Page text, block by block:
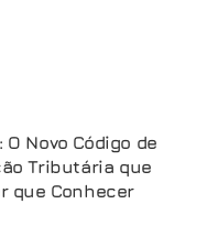
O Novo Código de
Tributária que
que Conhecer